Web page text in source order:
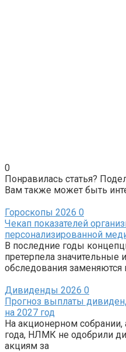
0
Понравилась статья?
Вам также может быть
Гороскопы 2026 0
Чекап показателей
персонализированной
В последние годы
претерпела значительные
обследования
Дивиденды 2026 0
Прогноз выплаты
на 2027 год
На акционерном
года, НЛМК не одобрили
акциям за